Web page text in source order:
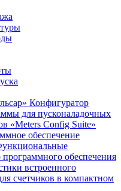
Конфигуратор
для пусконаладочных
«Meters Config Suite»
обеспечение
программного обеспечения
встроенного
счетчиков в компактном